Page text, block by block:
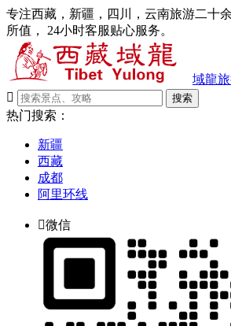
专注西藏，新疆，四川，云南旅游二十
所值， 24小时客服贴心服务。
域龍

搜索
热门搜索：
新疆
西藏
成都
阿里环线
微信